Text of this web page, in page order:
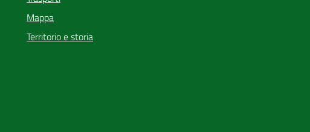
Mappa
Territorio e storia